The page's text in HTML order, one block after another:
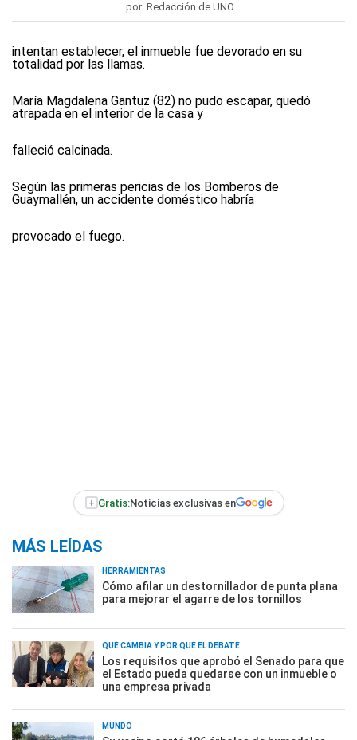
por Redacción de UNO
intentan establecer, el inmueble fue devorado en su
totalidad por las llamas.
María Magdalena Gantuz (82) no pudo escapar, quedó
atrapada en el interior de la casa y
falleció calcinada.
Según las primeras pericias de los Bomberos de
Guaymallén, un accidente doméstico habría
provocado el fuego.
+ Gratis:Noticias exclusivas en
MÁS LEÍDAS
HERRAMIENTAS
Cómo afilar un destornillador de punta plana
para mejorar el agarre de los tornillos
QUÉ CAMBIA Y POR QUÉ EL DEBATE
Los requisitos que aprobó el Senado para que
el Estado pueda quedarse con un inmueble o
una empresa privada
MUNDO